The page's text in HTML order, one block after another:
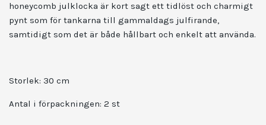
honeycomb julklocka är kort sagt ett tidlöst och charmigt
pynt som för tankarna till gammaldags julfirande,
samtidigt som det är både hållbart och enkelt att använda.
Storlek: 30 cm
Antal i förpackningen: 2 st